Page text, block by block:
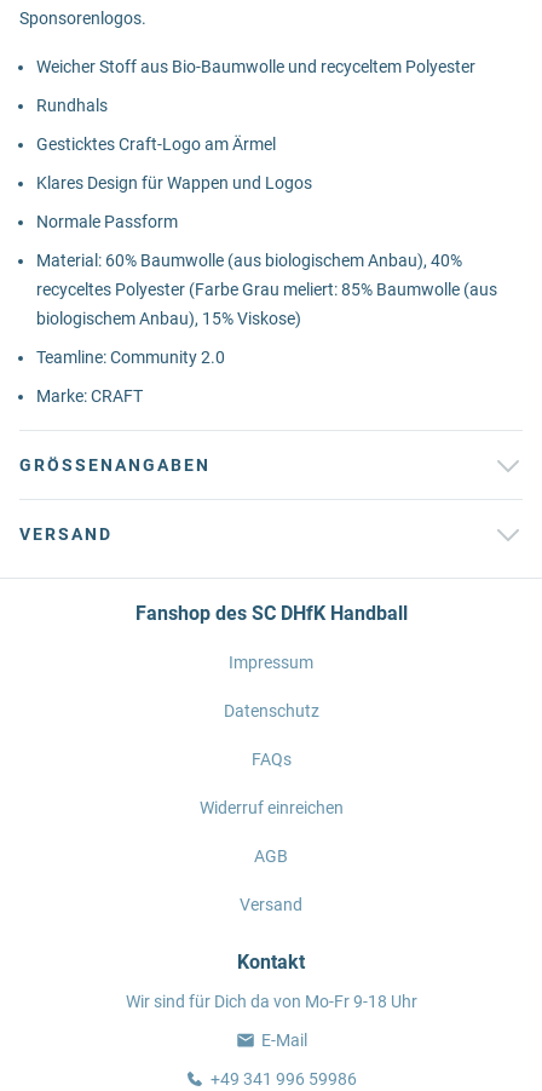
Sponsorenlogos.
Weicher Stoff aus Bio-Baumwolle und recyceltem Polyester
Rundhals
Gesticktes Craft-Logo am Ärmel
Klares Design für Wappen und Logos
Normale Passform
Material: 60% Baumwolle (aus biologischem Anbau), 40%
recyceltes Polyester (Farbe Grau meliert: 85% Baumwolle (aus
biologischem Anbau), 15% Viskose)
Teamline: Community 2.0
Marke: CRAFT
GRÖSSENANGABEN
VERSAND
Fanshop des SC DHfK Handball
Impressum
Datenschutz
FAQs
Widerruf einreichen
AGB
Versand
Kontakt
Wir sind für Dich da von Mo-Fr 9-18 Uhr
E-Mail
+49 341 996 59986